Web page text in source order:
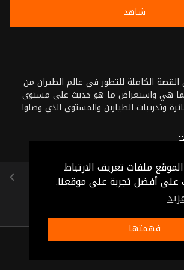
ملفات تعريف الارتباط
أفضل تجربة على موقعنا.
فهمتها
شاهد
القصة الكاملة للتطور في عالم الطيران من
هي واستعراض ما هو حديث على مستوى
وتدريبات الطيارين والمستوى الذي وصلوا
20